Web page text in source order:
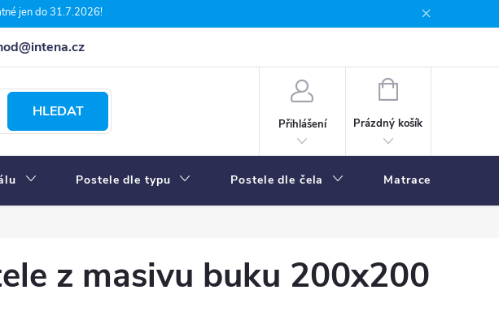
jen do 31.7.2026!
u Intena nábytek
HLEDAT
Přihlášení
NÁKUPNÍ
Prázdný košík
Postele dle typu Postele dle čela Matrace
z masivu buku 200x200